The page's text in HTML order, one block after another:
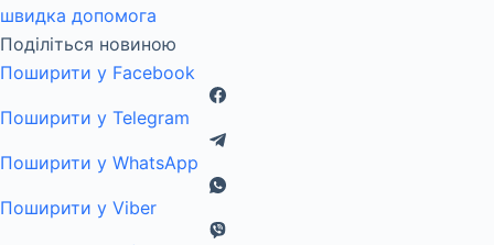
швидка допомога
Поділіться новиною
Поширити у Facebook
Поширити у Telegram
Поширити у WhatsApp
Поширити у Viber